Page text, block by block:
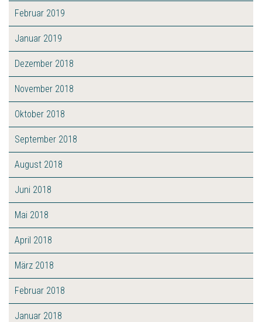
Februar 2019
Januar 2019
Dezember 2018
November 2018
Oktober 2018
September 2018
August 2018
Juni 2018
Mai 2018
April 2018
März 2018
Februar 2018
Januar 2018